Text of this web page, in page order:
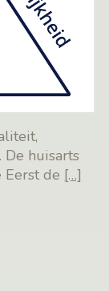
huisarts
Eerst de […]